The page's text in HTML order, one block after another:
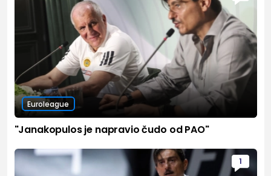
Euroleague
"Janakopulos je napravio čudo od PAO"
1